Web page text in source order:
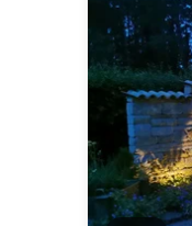
1. Name,
GmbH
(GmbH) 2.
baustoffe.de
019 5.
Deutschland
Kategorie